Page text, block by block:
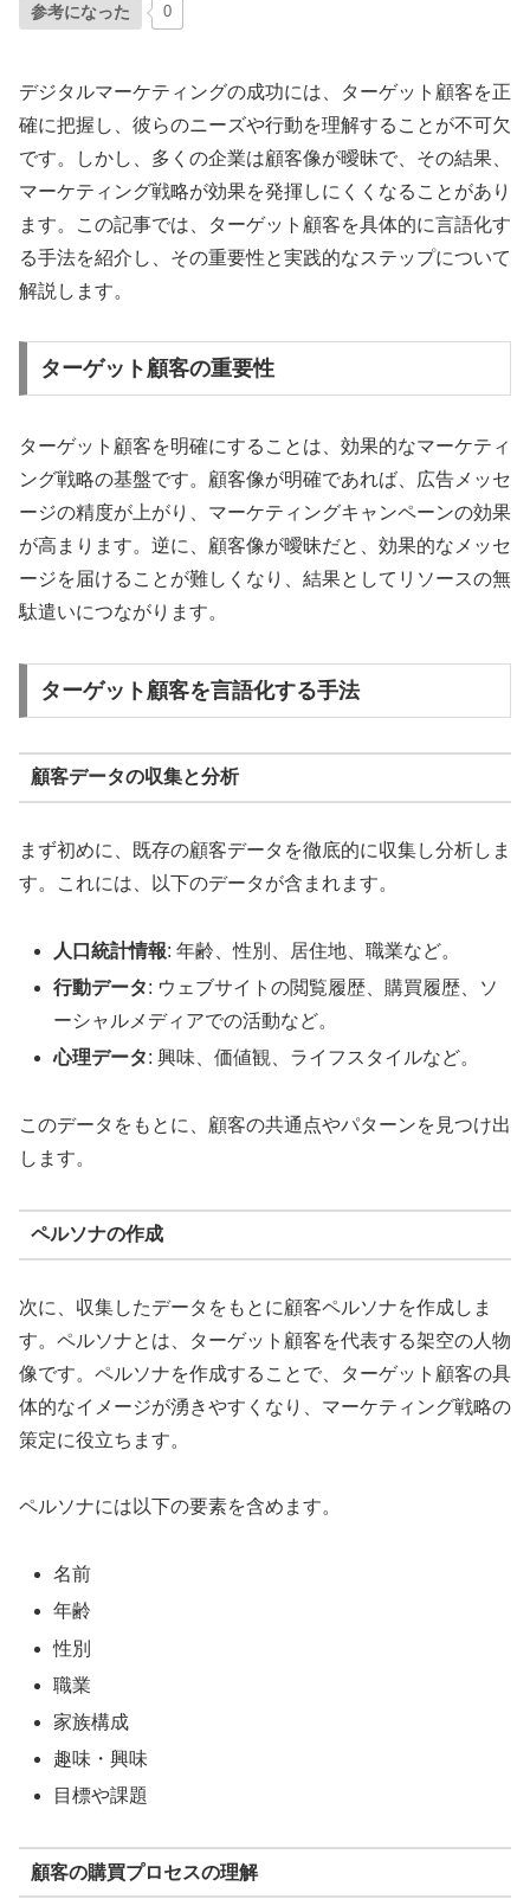
参考になった 0
デジタルマーケティングの成功には、ターゲット顧客を正
確に把握し、彼らのニーズや行動を理解することが不可欠
です。しかし、多くの企業は顧客像が曖昧で、その結果、
マーケティング戦略が効果を発揮しにくくなることがあり
ます。この記事では、ターゲット顧客を具体的に言語化す
る手法を紹介し、その重要性と実践的なステップについて
解説します。
ターゲット顧客の重要性
ターゲット顧客を明確にすることは、効果的なマーケティ
ング戦略の基盤です。顧客像が明確であれば、広告メッセ
ージの精度が上がり、マーケティングキャンペーンの効果
が高まります。逆に、顧客像が曖昧だと、効果的なメッセ
ージを届けることが難しくなり、結果としてリソースの無
駄遣いにつながります。
ターゲット顧客を言語化する手法
顧客データの収集と分析
まず初めに、既存の顧客データを徹底的に収集し分析しま
す。これには、以下のデータが含まれます。
人口統計情報: 年齢、性別、居住地、職業など。
行動データ: ウェブサイトの閲覧履歴、購買履歴、ソ
ーシャルメディアでの活動など。
心理データ: 興味、価値観、ライフスタイルなど。
このデータをもとに、顧客の共通点やパターンを見つけ出
します。
ペルソナの作成
次に、収集したデータをもとに顧客ペルソナを作成しま
す。ペルソナとは、ターゲット顧客を代表する架空の人物
像です。ペルソナを作成することで、ターゲット顧客の具
体的なイメージが湧きやすくなり、マーケティング戦略の
策定に役立ちます。
ペルソナには以下の要素を含めます。
名前
年齢
性別
職業
家族構成
趣味・興味
目標や課題
顧客の購買プロセスの理解